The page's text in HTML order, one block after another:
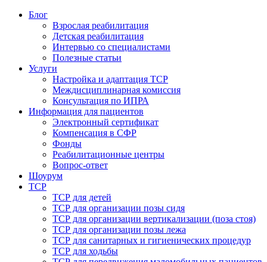
Блог
Взрослая реабилитация
Детская реабилитация
Интервью со специалистами
Полезные статьи
Услуги
Настройка и адаптация ТСР
Междисциплинарная комиссия
Консультация по ИПРА
Информация для пациентов
Электронный сертификат
Компенсация в СФР
Фонды
Реабилитационные центры
Вопрос-ответ
Шоурум
ТСР
ТСР для детей
ТСР для организации позы сидя
ТСР для организации вертикализации (поза стоя)
ТСР для организации позы лежа
ТСР для санитарных и гигиенических процедур
ТСР для ходьбы